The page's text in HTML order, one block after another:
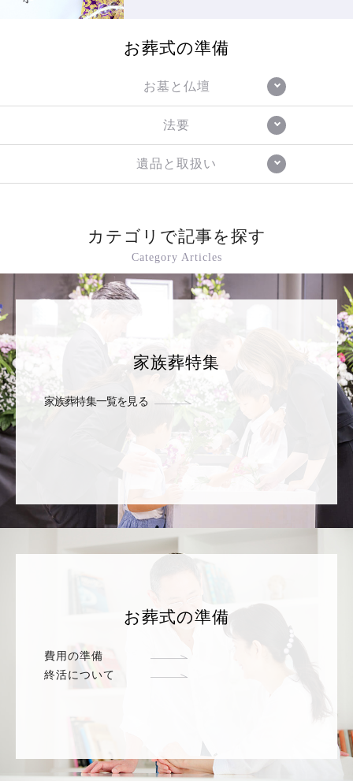
お葬式の準備
お墓と仏壇
法要
遺品と取扱い
カテゴリで記事を探す
Category Articles
家族葬特集
家族葬特集一覧を見る
お葬式の準備
費用の準備
終活について